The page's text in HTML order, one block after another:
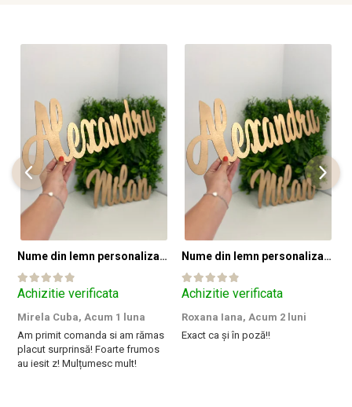
Nume din lemn personalizate pentru panouri foto și baloane - Pret 1 NUME
Achizitie verificata
Mirela Cuba, Acum 1 luna
Am primit comanda si am rămas
placut surprinsă! Foarte frumos
au iesit z! Mulțumesc mult!
Nume din lemn personalizate pentru panouri foto și baloane - Pret 1 NUME
Achizitie verificata
Roxana Iana, Acum 2 luni
Exact ca și în poză!!